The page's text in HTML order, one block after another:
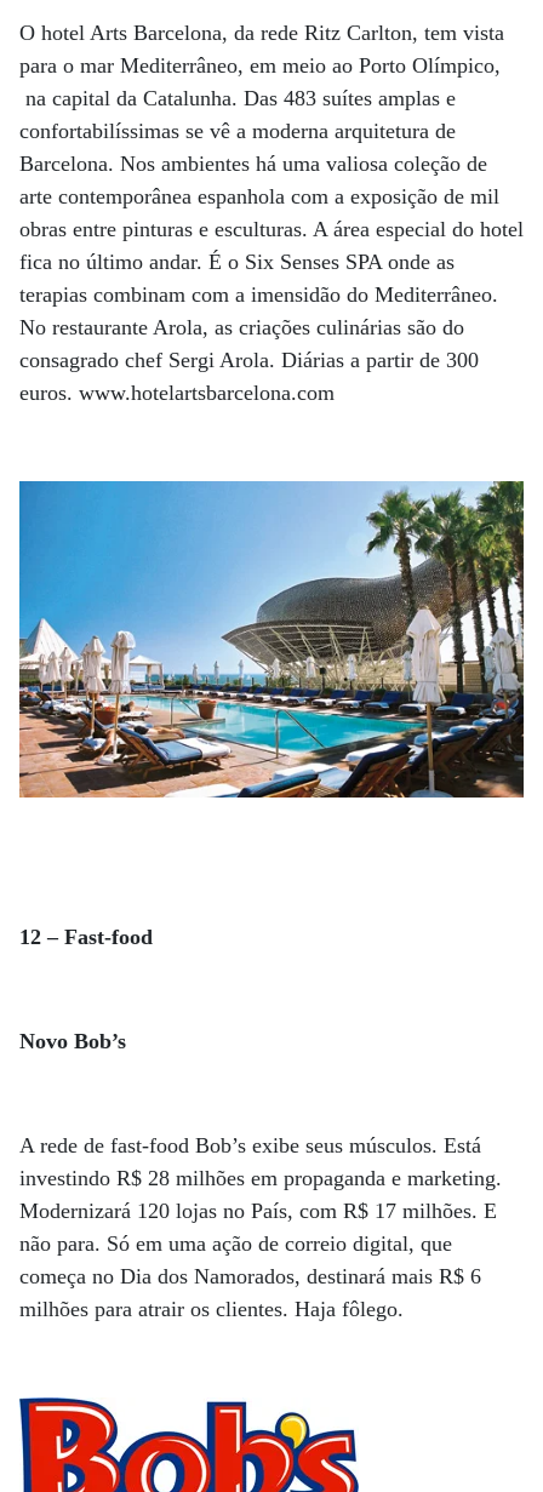
O hotel Arts Barcelona, da rede Ritz Carlton, tem vista
para o mar Mediterrâneo, em meio ao Porto Olímpico,
na capital da Catalunha. Das 483 suítes amplas e
confortabilíssimas se vê a moderna arquitetura de
Barcelona. Nos ambientes há uma valiosa coleção de
arte contemporânea espanhola com a exposição de mil
obras entre pinturas e esculturas. A área especial do hotel
fica no último andar. É o Six Senses SPA onde as
terapias combinam com a imensidão do Mediterrâneo.
No restaurante Arola, as criações culinárias são do
consagrado chef Sergi Arola. Diárias a partir de 300
euros. www.hotelartsbarcelona.com
12 – Fast-food
Novo Bob’s
A rede de fast-food Bob’s exibe seus músculos. Está
investindo R$ 28 milhões em propaganda e marketing.
Modernizará 120 lojas no País, com R$ 17 milhões. E
não para. Só em uma ação de correio digital, que
começa no Dia dos Namorados, destinará mais R$ 6
milhões para atrair os clientes. Haja fôlego.